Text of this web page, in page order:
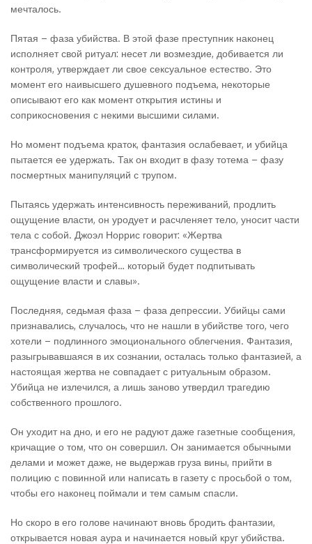
мечталось.
Пятая – фаза убийства. В этой фазе преступник наконец
исполняет свой ритуал: несет ли возмездие, добивается ли
контроля, утверждает ли свое сексуальное естество. Это
момент его наивысшего душевного подъема, некоторые
описывают его как момент открытия истины и
соприкосновения с некими высшими силами.
Но момент подъема краток, фантазия ослабевает, и убийца
пытается ее удержать. Так он входит в фазу тотема – фазу
посмертных манипуляций с трупом.
Пытаясь удержать интенсивность переживаний, продлить
ощущение власти, он уродует и расчленяет тело, уносит части
тела с собой. Джоэл Норрис говорит: «Жертва
трансформируется из символического существа в
символический трофей… который будет подпитывать
ощущение власти и славы».
Последняя, седьмая фаза – фаза депрессии. Убийцы сами
признавались, случалось, что не нашли в убийстве того, чего
хотели – подлинного эмоционального облегчения. Фантазия,
разыгрывавшаяся в их сознании, осталась только фантазией, а
настоящая жертва не совпадает с ритуальным образом.
Убийца не излечился, а лишь заново утвердил трагедию
собственного прошлого.
Он уходит на дно, и его не радуют даже газетные сообщения,
кричащие о том, что он совершил. Он занимается обычными
делами и может даже, не выдержав груза вины, прийти в
полицию с повинной или написать в газету с просьбой о том,
чтобы его наконец поймали и тем самым спасли.
Но скоро в его голове начинают вновь бродить фантазии,
открывается новая аура и начинается новый круг убийства.